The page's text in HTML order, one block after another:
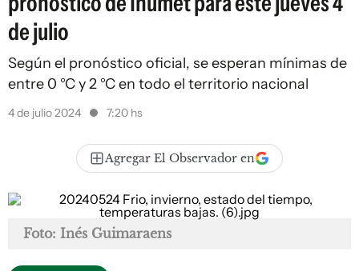
de julio
Según el pronóstico oficial, se esperan mínimas de
entre 0 °C y 2 °C en todo el territorio nacional
4 de julio 2024 7:20 hs
Agregar El Observador en
Foto: Inés Guimaraens